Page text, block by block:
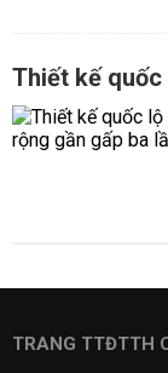
Thiết kế quốc
TRANG TTĐTTH